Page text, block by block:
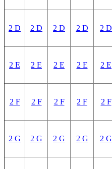
2 D 2 D 2 D 2 D 2 D
2 E 2 E 2 E 2 E 2 E
2 F 2 F 2 F 2 F 2 F
2 G 2 G 2 G 2 G 2 G